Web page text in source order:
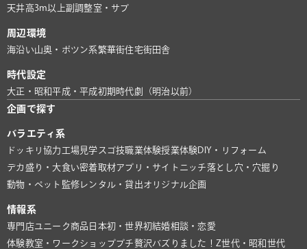
天井高3m以上副調整室・サブ
周辺環境
海沿い山奥・ポツン系繁華街住宅街田舎
時代設定
大正・昭和平成・平成初期時代劇（明治以前）
企画で探す
バラエティ系
ドッキリ協力 工場見学 スゴ技職業体験授業体験 DIY・リフォーム
デカ盛り・大食い密着取材アプリ・サイト ニッチ落とし穴・穴掘り
動物・ペット 監修 レンタル・貸出オリジナル企画
情報系
専門店ユニーク商品 日本初・世界初結婚相談・恋愛
体験教室・ワークショッププチ贅沢バズりました！ Z世代・昭和世代